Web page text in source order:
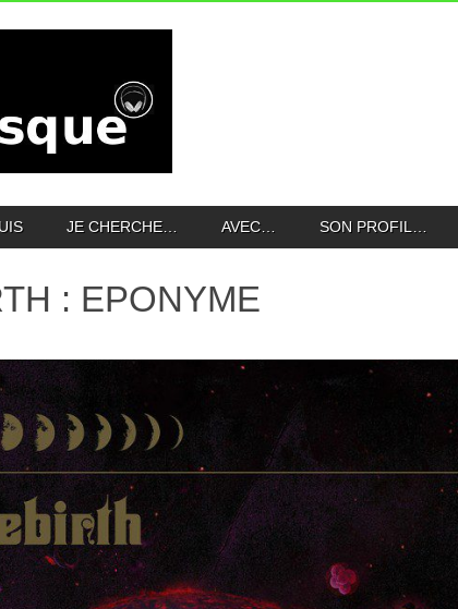
JE CHERCHE… AVEC… SON PROFIL…
: EPONYME